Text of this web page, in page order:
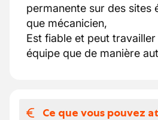
permanente sur des sites
que mécanicien,
Est fiable et peut travailler
équipe que de manière
Ce que vous pouvez